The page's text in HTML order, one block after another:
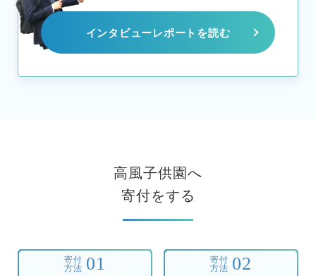
インタビューレポートを読む
高風子供園へ
寄付をする
寄付
方法 01
寄付
方法 02